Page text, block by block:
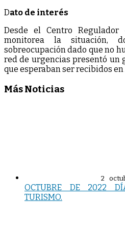
Dato de interés
Desde el Centro Regulador
monitorea la situación,
sobreocupación dado que no
red de urgencias presentó un
que esperaban ser recibidos en
Más Noticias
2
OCTUBRE DE 2022
TURISMO.